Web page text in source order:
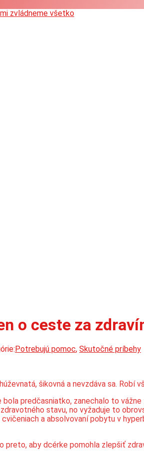
zvládneme všetko
o ceste za
Potrebujú pomoc, Skutočné príbehy
šikovná a nevzdáva sa.
predčasniatko, zanechalo to
stavu, no vyžaduje to
a absolvovaní pobytu v
aby dcérke pomohla zlepšiť